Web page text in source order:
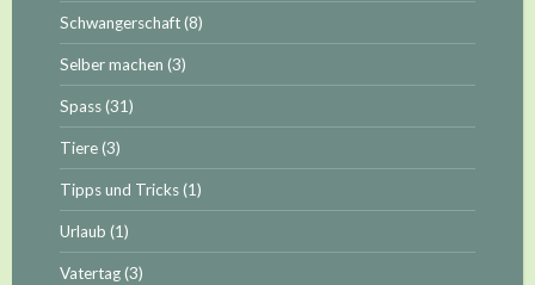
Schwangerschaft(8)
Selber machen (3)
Spass(31)
Tiere(3)
Tipps und Tricks(1)
Urlaub (1)
Vatertag(3)